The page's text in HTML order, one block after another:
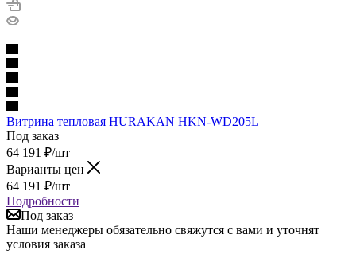
Витрина тепловая HURAKAN HKN-WD205L
Под заказ
64 191 ₽/шт
Варианты цен
64 191 ₽/шт
Подробности
Под заказ
Наши менеджеры обязательно свяжутся с вами и уточнят
условия заказа